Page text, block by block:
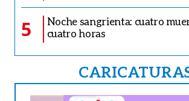
5
Noche sangrienta: cuatro
cuatro horas